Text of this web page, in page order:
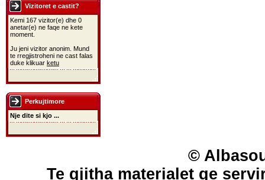
Vizitoret e castit?
Kemi 167 vizitor(e) dhe 0
anetar(e) ne faqe ne kete
moment.
Ju jeni vizitor anonim. Mund
te rregjistroheni ne cast falas
duke klikuar ketu
Perkujtimore
Nje dite si kjo ...
©
Te gjitha materialet qe